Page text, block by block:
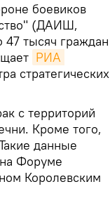
боевиков
(ДАИШ,
47 тысяч граждан
РИА
стратегических
с территорий
Кроме того,
данные
Форуме
Королевским